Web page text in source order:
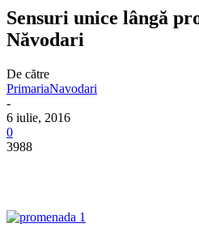
Sensuri unice lângă
Năvodari
De către
PrimariaNavodari
-
6 iulie, 2016
0
3988